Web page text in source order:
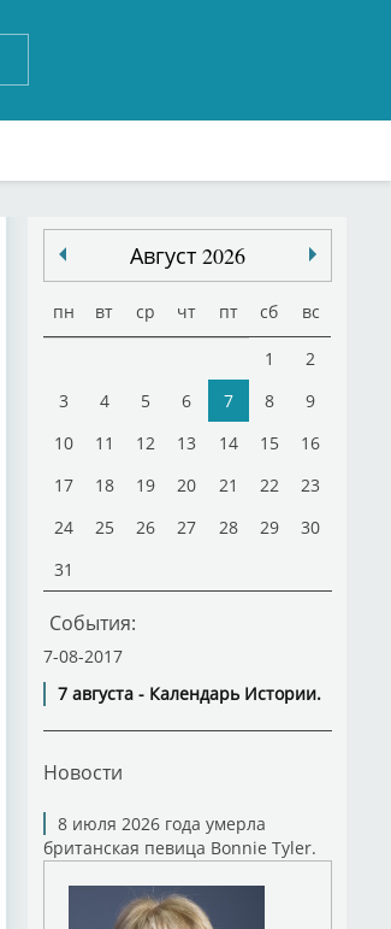
Август 2026
пн вт ср чт пт сб вс
1
2
3
4 5 6 7 8
9
10
11 12 13 14 15
16
17
18 19 20 21 22
23
24
25 26 27 28 29
30
31
События:
7-08-2017
7 августа - Календарь Истории.
Новости
8 июля 2026 года умерла
британская певица Bonnie Tyler.